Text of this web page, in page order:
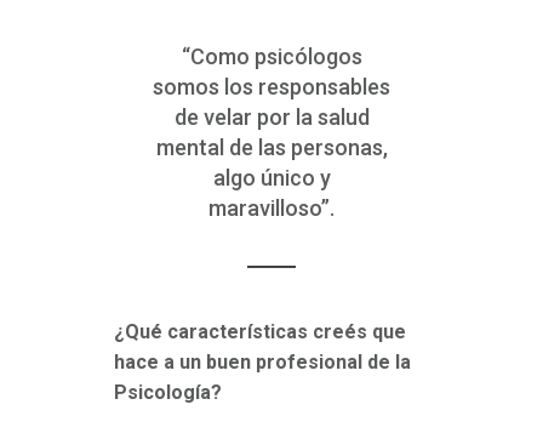
“Como psicólogos
somos los responsables
de velar por la salud
mental de las personas,
algo único y
maravilloso”.
¿Qué características creés que
hace a un buen profesional de la
Psicología?